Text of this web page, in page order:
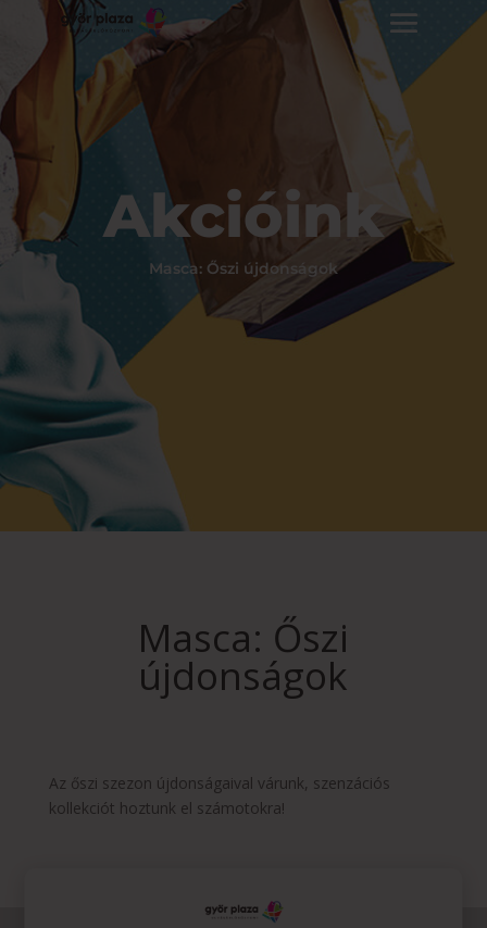
Akcióink
Masca: Őszi újdonságok
Masca: Őszi
újdonságok
Az őszi szezon újdonságaival várunk, szenzációs
kollekciót hoztunk el számotokra!